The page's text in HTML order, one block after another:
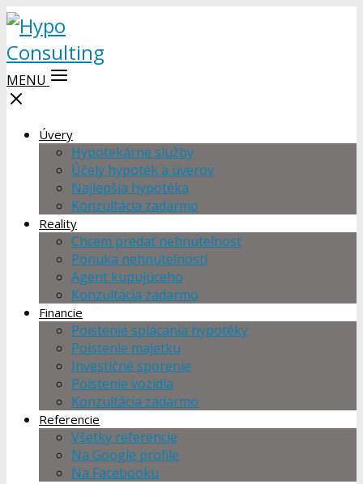
MENU
Úvery
Hypotekárne služby
Účely hypoték a úverov
Najlepšia hypotéka
Konzultácia zadarmo
Reality
Chcem predať nehnuteľnosť
Ponuka nehnuteľností
Agent kupujúceho
Konzultácia zadarmo
Financie
Poistenie splácania hypotéky
Poistenie majetku
Investičné sporenie
Poistenie vozidla
Konzultácia zadarmo
Referencie
Všetky referencie
Na Google profile
Na Facebooku